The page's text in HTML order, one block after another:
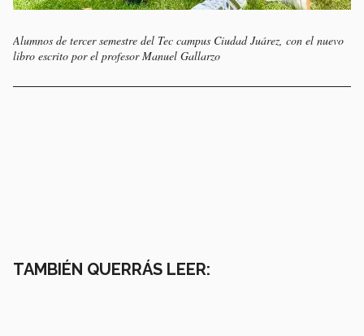
Alumnos de tercer semestre del Tec campus Ciudad Juárez, con el nuevo
libro escrito por el profesor Manuel Gallarzo
TAMBIÉN QUERRÁS LEER: